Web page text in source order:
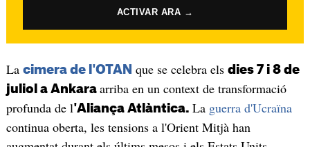
ACTIVAR ARA →
La cimera de l'OTAN que se celebra els dies 7 i 8 de
juliol a Ankara arriba en un context de transformació
profunda de l'Aliança Atlàntica. La guerra d'Ucraïna
continua oberta, les tensions a l'Orient Mitjà han